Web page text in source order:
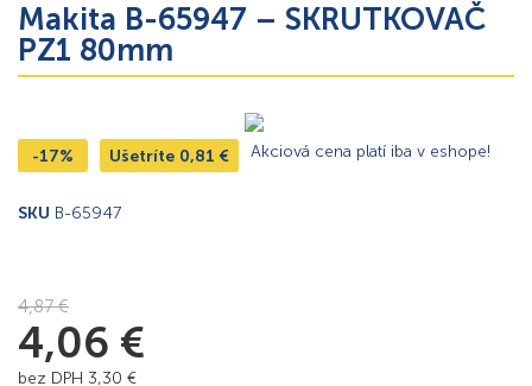
Makita B-65947 – SKRUTKOVAČ
PZ1 80mm
-17% Ušetríte 0,81 € Akciová cena platí iba v eshope!
SKU B-65947
4,87€
4,06 €
bez DPH 3,30 €